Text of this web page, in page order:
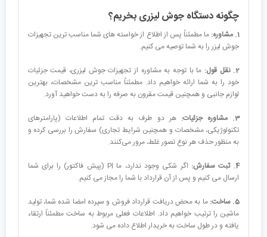
چگونه دستگاه جوش لیزری بخریم؟
1. مشاوره:
ما مطمئناً پس از اطلاع از خواسته های شما مناسب ترین تجهیزات
جوش لیزر را به شما توصیه می کنیم.
2. نقل قول:
ما با توجه به مشاوره از تجهیزات جوش لیزری، قیمت جزئیات
خود را به شما ارائه خواهیم داد. مطمئناً مناسب ترین مشخصات، بهترین
لوازم جانبی و همچنین قیمت مقرون به صرفه را به دست خواهید آورد.
3. مشاوره جزئیات:
هر دو طرف به دقت تمام اطلاعات (پارامترهای
تکنولوژیکی، مشخصات و همچنین شرایط تجاری) سفارش را بررسی کرده و
به منظور حذف هر نوع تصور غلط، مرور می‌کنند.
4. ثبت سفارش:
اگر شکی وجود ندارد، ما PI (پیش فاکتور) را برای شما
ارسال می کنیم و پس از آن قرارداد با شما را مجاز می کنیم.
5. ساخت:
ما به محض دریافت قرارداد فروش و سپرده امضا شده شما، تولید
ماشین را ترتیب خواهیم داد. اطلاعات فعلی مربوط به ساخت مطمئناً ارتقاء
یافته و در طول ساخت به خریدار اطلاع داده می شود.